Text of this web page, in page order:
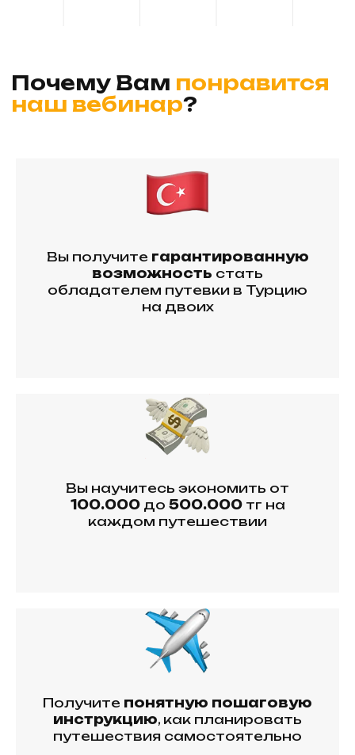
Вы получите гарантированную
возможность стать
обладателем путевки в Турцию
на двоих
Вы научитесь экономить от
100.000до 500.000тг на
каждом путешествии
Получите понятную пошаговую
инструкцию, как планировать
путешествия самостоятельно
на